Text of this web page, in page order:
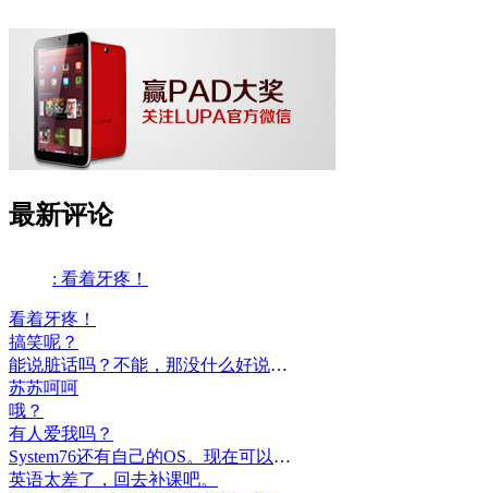
最新评论
: 看着牙疼！
看着牙疼！
搞笑呢？
能说脏话吗？不能，那没什么好说的了！
苏苏呵呵
哦？
有人爱我吗？
System76还有自己的OS。现在可以递送到很多地区了。
英语太差了，回去补课吧。